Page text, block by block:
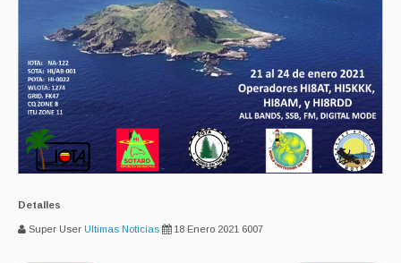
Detalles
Super User Ultimas Noticias 18 Enero 2021 6007